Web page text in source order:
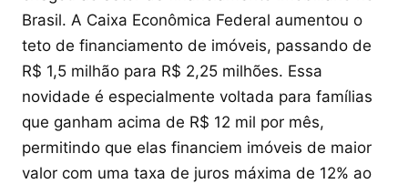
Brasil. A Caixa Econômica Federal aumentou o
teto de financiamento de imóveis, passando de
R$ 1,5 milhão para R$ 2,25 milhões. Essa
novidade é especialmente voltada para famílias
que ganham acima de R$ 12 mil por mês,
permitindo que elas financiem imóveis de maior
valor com uma taxa de juros máxima de 12% ao